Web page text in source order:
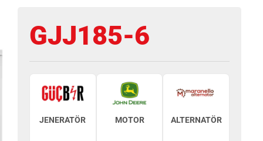
GJJ185-6
JENERATÖR MOTOR ALTERNATÖR